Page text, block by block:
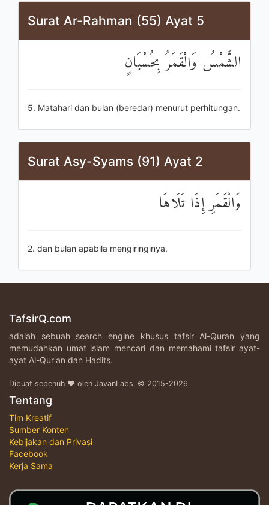
Surat Ar-Rahman (55) Ayat 5
الشَّمْسُ وَالْقَمَرُ بِحُسْبَانٍ
5. Matahari dan bulan (beredar) menurut perhitungan.
Surat Asy-Syams (91) Ayat 2
وَالْقَمَرِ إِذَا تَلَاهَا
2. dan bulan apabila mengiringinya,
TafsirQ.com
adalah sebuah search engine khusus tafsir Al-Quran yang
memudahkan umat islam mencari dan memahami tafsir ayat-
ayat Al-Qur'an dan Hadits.
Dibuat sepenuh ♥ oleh JavanLabs. © 2015-2026
Tentang
Tim Kreatif
Sumber Konten
Kebijakan dan Privasi
Facebook
Kerja Sama